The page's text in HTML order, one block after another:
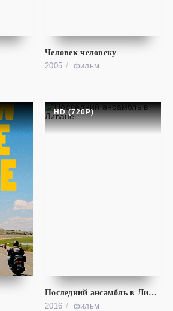
Trip
Человек человеку
2005
фильм
HD (720P)
Последний ансамбль в Ливане
2016
фильм